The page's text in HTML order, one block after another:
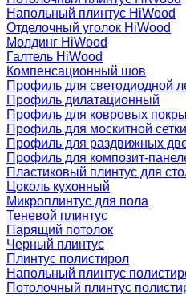
Напольный плинтус HiWood
Отделочный уголок HiWood
Молдинг HiWood
Галтель HiWood
Компенсационный шов
Профиль для светодиодной
Профиль дилатационный
Профиль для ковровых
Профиль для москитной сетки
Профиль для раздвижных
Профиль для композит-
Пластиковый плинтус для
Цоколь кухонный
Микроплинтус для пола
Теневой плинтус
Парящий потолок
Черный плинтус
Плинтус полистирол
Напольный плинтус
Потолочный плинтус